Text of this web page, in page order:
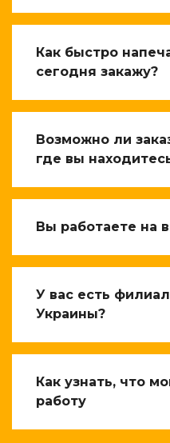
Как быстро
сегодня закажу?
Возможно ли
где вы
Вы работаете на
У вас есть
Украины?
Как узнать, что
работу